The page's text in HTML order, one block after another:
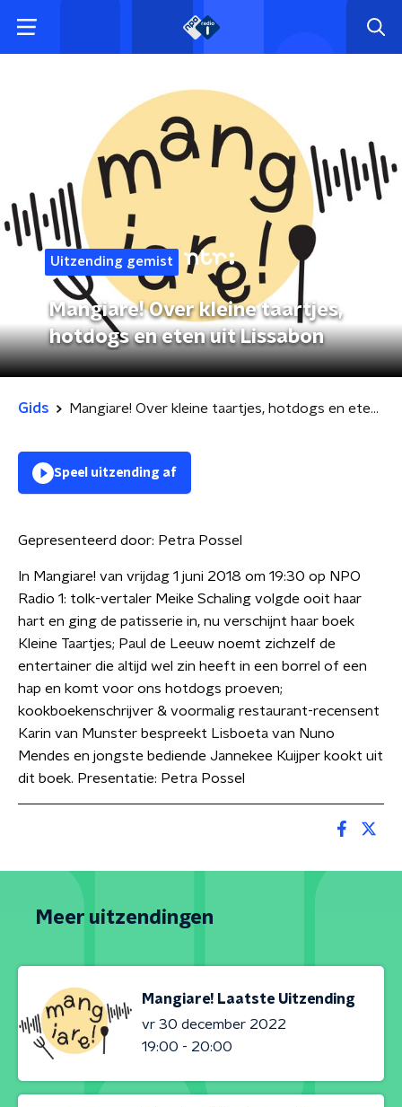
Uitzending gemist
Mangiare! Over kleine taartjes,
hotdogs en eten uit Lissabon
Gids Mangiare! Over kleine taartjes, hotdogs en eten uit Lissabon
Speel uitzending af
Gepresenteerd door: Petra Possel
In Mangiare! van vrijdag 1 juni 2018 om 19:30 op NPO
Radio 1: tolk-vertaler Meike Schaling volgde ooit haar
hart en ging de patisserie in, nu verschijnt haar boek
Kleine Taartjes; Paul de Leeuw noemt zichzelf de
entertainer die altijd wel zin heeft in een borrel of een
hap en komt voor ons hotdogs proeven;
kookboekenschrijver & voormalig restaurant-recensent
Karin van Munster bespreekt Lisboeta van Nuno
Mendes en jongste bediende Jannekee Kuijper kookt uit
dit boek. Presentatie: Petra Possel
Meer uitzendingen
Mangiare! Laatste Uitzending
vr 30 december 2022
19:00 - 20:00